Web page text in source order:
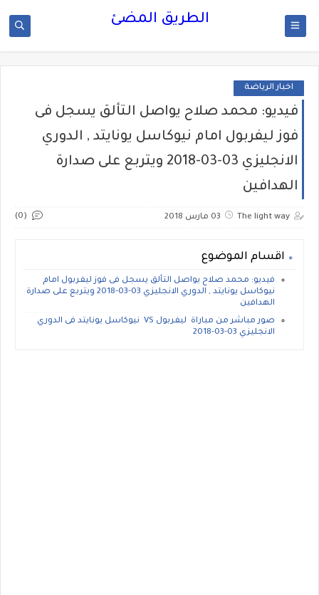
الطريق المضئ
اخبار الرياضة
فيديو: محمد صلاح يواصل التألق يسجل فى
فوز ليفربول امام نيوكاسل يونايتد , الدوري
الانجليزي 03-03-2018 ويتربع على صدارة
الهدافين
The light way 03 مارس 2018 (0)
اقسام الموضوع
فيديو: محمد صلاح يواصل التألق يسجل فى فوز ليفربول امام
نيوكاسل يونايتد , الدوري الانجليزي 03-03-2018 ويتربع على صدارة
الهدافين
صور مباشر من مباراة ليفربول VS نيوكاسل يونايتد فى الدوري
الانجليزي 03-03-2018